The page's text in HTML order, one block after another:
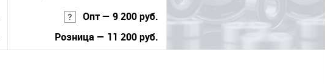
Опт — 9 200 руб.
Розница — 11 200 руб.